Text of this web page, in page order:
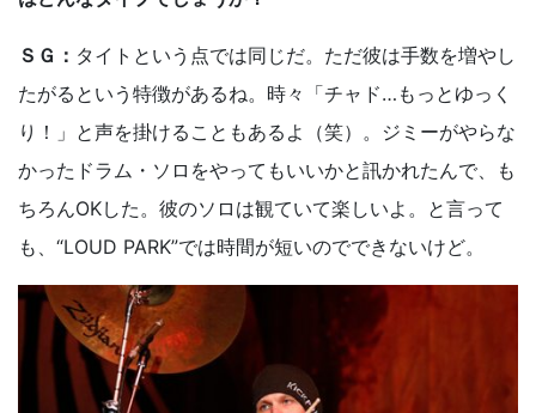
ＳＧ： タイトという点では同じだ。ただ彼は手数を増やし
たがるという特徴があるね。時々「チャド…もっとゆっく
り！」と声を掛けることもあるよ（笑）。ジミーがやらな
かったドラム・ソロをやってもいいかと訊かれたんで、も
ちろんOKした。彼のソロは観ていて楽しいよ。と言って
も、“LOUD PARK”では時間が短いのでできないけど。